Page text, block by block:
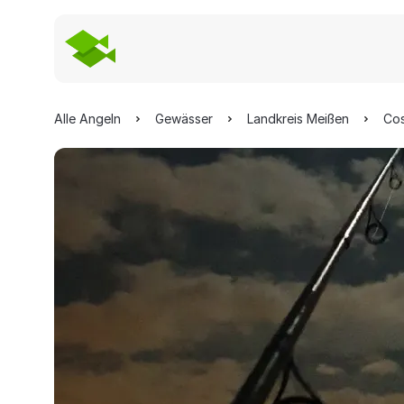
Alle Angeln Gewässer Landkreis Meißen